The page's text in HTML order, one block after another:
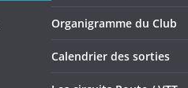
Organigramme du Club
Calendrier des sorties